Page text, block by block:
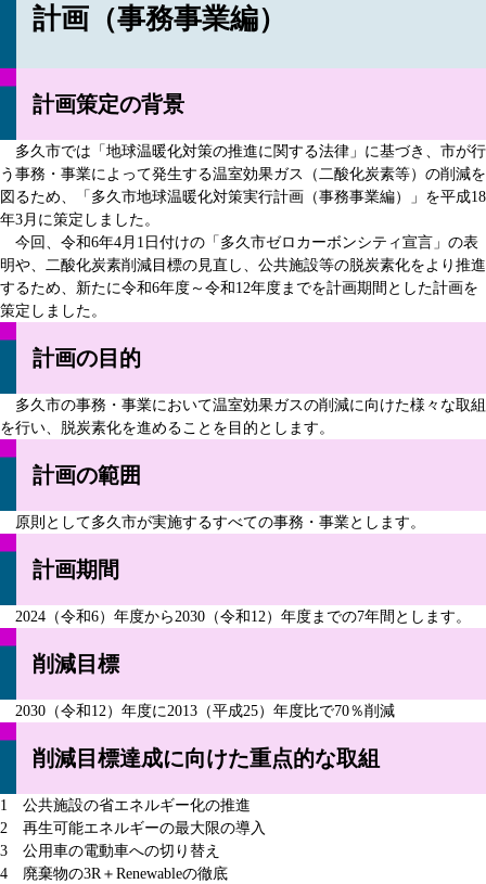
計画（事務事業編）
計画策定の背景
多久市では「地球温暖化対策の推進に関する法律」に基づき、市が行
う事務・事業によって発生する温室効果ガス（二酸化炭素等）の削減を
図るため、「多久市地球温暖化対策実行計画（事務事業編）」を平成18
年3月に策定しました。
今回、令和6年4月1日付けの「多久市ゼロカーボンシティ宣言」の表
明や、二酸化炭素削減目標の見直し、公共施設等の脱炭素化をより推進
するため、新たに令和6年度～令和12年度までを計画期間とした計画を
策定しました。
計画の目的
多久市の事務・事業において温室効果ガスの削減に向けた様々な取組
を行い、脱炭素化を進めることを目的とします。
計画の範囲
原則として多久市が実施するすべての事務・事業とします。
計画期間
2024（令和6）年度から2030（令和12）年度までの7年間とします。
削減目標
2030（令和12）年度に2013（平成25）年度比で70％削減
削減目標達成に向けた重点的な取組
1 公共施設の省エネルギー化の推進
2 再生可能エネルギーの最大限の導入
3 公用車の電動車への切り替え
4 廃棄物の3R＋Renewableの徹底